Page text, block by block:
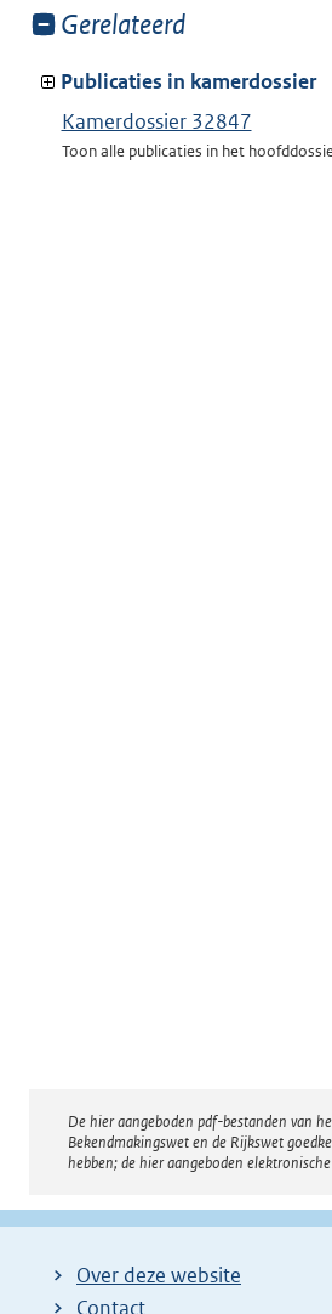
Toon
van:
Gerelateerd
Publicaties in kamerdossier
Kamerdossier 32847
Toon alle publicaties in het
Disclaimer
De hier aangeboden pdf-bestanden van
Bekendmakingswet en de Rijkswet
hebben; de hier aangeboden
Over deze website
Contact